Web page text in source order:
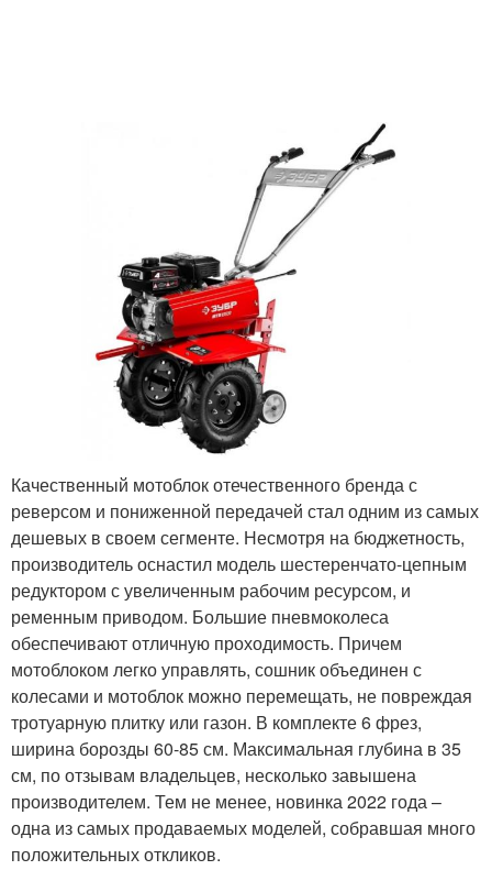
Качественный мотоблок отечественного бренда с
реверсом и пониженной передачей стал одним из самых
дешевых в своем сегменте. Несмотря на бюджетность,
производитель оснастил модель шестеренчато-цепным
редуктором с увеличенным рабочим ресурсом, и
ременным приводом. Большие пневмоколеса
обеспечивают отличную проходимость. Причем
мотоблоком легко управлять, сошник объединен с
колесами и мотоблок можно перемещать, не повреждая
тротуарную плитку или газон. В комплекте 6 фрез,
ширина борозды 60-85 см. Максимальная глубина в 35
см, по отзывам владельцев, несколько завышена
производителем. Тем не менее, новинка 2022 года –
одна из самых продаваемых моделей, собравшая много
положительных откликов.